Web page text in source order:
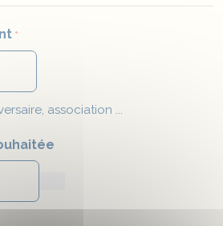
*
association ...